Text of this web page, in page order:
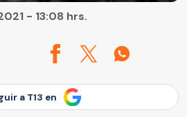
- 13:08 hrs.
a T13 en